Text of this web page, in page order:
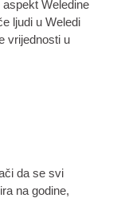
Weledine
ljudi u Weledi
vrijednosti u
da se svi
na godine,